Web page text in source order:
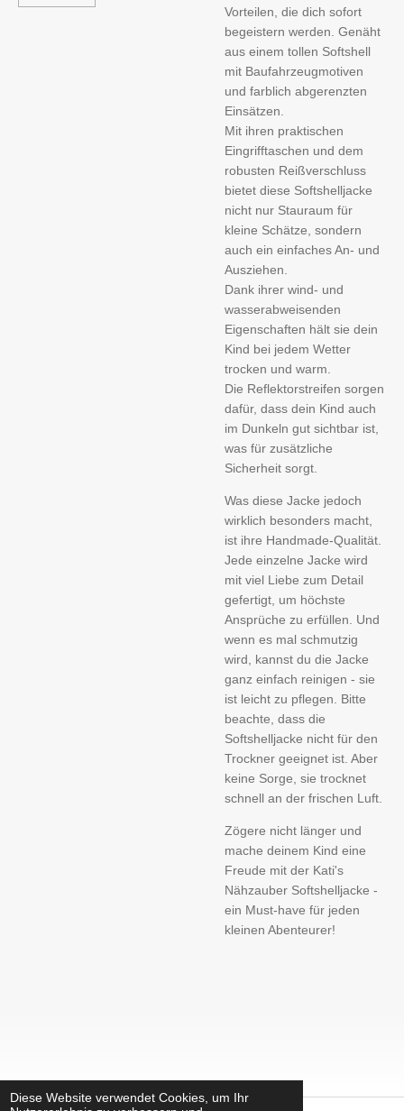
Diese Website verwendet Cookies, um Ihr
Vorteilen, die dich sofort
begeistern werden. Genäht
aus einem tollen Softshell
mit Baufahrzeugmotiven
und farblich abgerenzten
Einsätzen.
Mit ihren praktischen
Eingrifftaschen und dem
robusten Reißverschluss
bietet diese Softshelljacke
nicht nur Stauraum für
kleine Schätze, sondern
auch ein einfaches An- und
Ausziehen.
Dank ihrer wind- und
wasserabweisenden
Eigenschaften hält sie dein
Kind bei jedem Wetter
trocken und warm.
Die Reflektorstreifen sorgen
dafür, dass dein Kind auch
im Dunkeln gut sichtbar ist,
was für zusätzliche
Sicherheit sorgt.
Was diese Jacke jedoch
wirklich besonders macht,
ist ihre Handmade-Qualität.
Jede einzelne Jacke wird
mit viel Liebe zum Detail
gefertigt, um höchste
Ansprüche zu erfüllen. Und
wenn es mal schmutzig
wird, kannst du die Jacke
ganz einfach reinigen - sie
ist leicht zu pflegen. Bitte
beachte, dass die
Softshelljacke nicht für den
Trockner geeignet ist. Aber
keine Sorge, sie trocknet
schnell an der frischen Luft.
Zögere nicht länger und
mache deinem Kind eine
Freude mit der Kati's
Nähzauber Softshelljacke -
ein Must-have für jeden
kleinen Abenteurer!